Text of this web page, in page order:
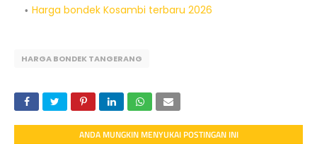
Harga bondek Kosambi terbaru 2026
HARGA BONDEK TANGERANG
ANDA MUNGKIN MENYUKAI POSTINGAN INI